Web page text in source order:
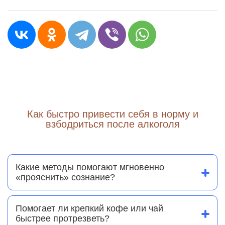
Как быстро привести себя в норму и
взбодриться после алкоголя
Какие методы помогают мгновенно
«прояснить» сознание?
основаны на шоковом воздействии на нервную
систему: холодная вода на лицо, интенсивный
массаж мочек ушей и ступней, нашатырный спирт.
Это вызывает мощный приток импульсов к мозгу,
Помогает ли крепкий кофе или чай
быстрее протрезветь?